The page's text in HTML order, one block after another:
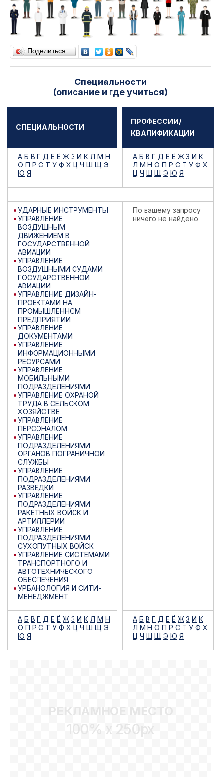
Поделиться…
Специальности
(описание и где учиться)
СПЕЦИАЛЬНОСТИ
ПРОФЕССИИ/
КВАЛИФИКАЦИИ
А Б В Г Д Е Ё Ж З И К Л М Н
О П Р С Т У Ф Х Ц Ч Ш Щ Э
Ю Я
А Б В Г Д Е Ё Ж З И К
Л М Н О П Р С Т У Ф Х
Ц Ч Ш Щ Э Ю Я
УДАРНЫЕ ИНСТРУМЕНТЫ
УПРАВЛЕНИЕ
ВОЗДУШНЫМ
ДВИЖЕНИЕМ В
ГОСУДАРСТВЕННОЙ
АВИАЦИИ
УПРАВЛЕНИЕ
ВОЗДУШНЫМИ СУДАМИ
ГОСУДАРСТВЕННОЙ
АВИАЦИИ
УПРАВЛЕНИЕ ДИЗАЙН-
ПРОЕКТАМИ НА
ПРОМЫШЛЕННОМ
ПРЕДПРИЯТИИ
УПРАВЛЕНИЕ
ДОКУМЕНТАМИ
УПРАВЛЕНИЕ
ИНФОРМАЦИОННЫМИ
РЕСУРСАМИ
УПРАВЛЕНИЕ
МОБИЛЬНЫМИ
ПОДРАЗДЕЛЕНИЯМИ
УПРАВЛЕНИЕ ОХРАНОЙ
ТРУДА В СЕЛЬСКОМ
ХОЗЯЙСТВЕ
УПРАВЛЕНИЕ
ПЕРСОНАЛОМ
УПРАВЛЕНИЕ
ПОДРАЗДЕЛЕНИЯМИ
ОРГАНОВ ПОГРАНИЧНОЙ
СЛУЖБЫ
УПРАВЛЕНИЕ
ПОДРАЗДЕЛЕНИЯМИ
РАЗВЕДКИ
УПРАВЛЕНИЕ
ПОДРАЗДЕЛЕНИЯМИ
РАКЕТНЫХ ВОЙСК И
АРТИЛЛЕРИИ
УПРАВЛЕНИЕ
ПОДРАЗДЕЛЕНИЯМИ
СУХОПУТНЫХ ВОЙСК
УПРАВЛЕНИЕ СИСТЕМАМИ
ТРАНСПОРТНОГО И
АВТОТЕХНИЧЕСКОГО
ОБЕСПЕЧЕНИЯ
УРБАНОЛОГИЯ И СИТИ-
МЕНЕДЖМЕНТ
По вашему запросу
ничего не найдено
А Б В Г Д Е Ё Ж З И К Л М Н
О П Р С Т У Ф Х Ц Ч Ш Щ Э
Ю Я
А Б В Г Д Е Ё Ж З И К
Л М Н О П Р С Т У Ф Х
Ц Ч Ш Щ Э Ю Я
РЕКЛАМНОЕ МЕСТО
100% x 250px